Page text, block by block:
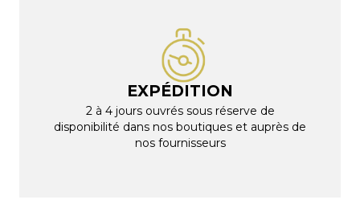
EXPÉDITION
2 à 4 jours ouvrés sous réserve de
disponibilité dans nos boutiques et auprès de
nos fournisseurs